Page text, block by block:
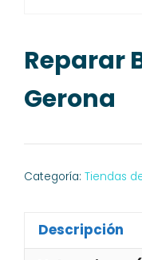
Reparar
Gerona
Categoría: Tiendas
Descripción